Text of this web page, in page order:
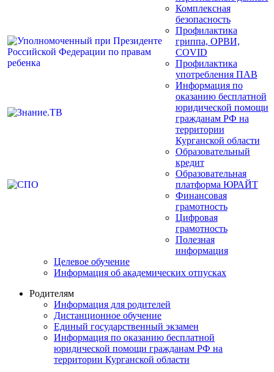
Комплексная
безопасность
Профилактика
гриппа, ОРВИ,
COVID
Профилактика
употребления ПАВ
Информация по
оказанию бесплатной
юридической помощи
гражданам РФ на
территории
Курганской области
Образовательный
кредит
Образовательная
платформа ЮРАЙТ
Финансовая
грамотность
Цифровая
грамотность
Полезная
информация
Целевое обучение
Информация об академических отпусках
Родителям
Информация для родителей
Дистанционное обучение
Единый государственный экзамен
Информация по оказанию бесплатной
юридической помощи гражданам РФ на
территории Курганской области